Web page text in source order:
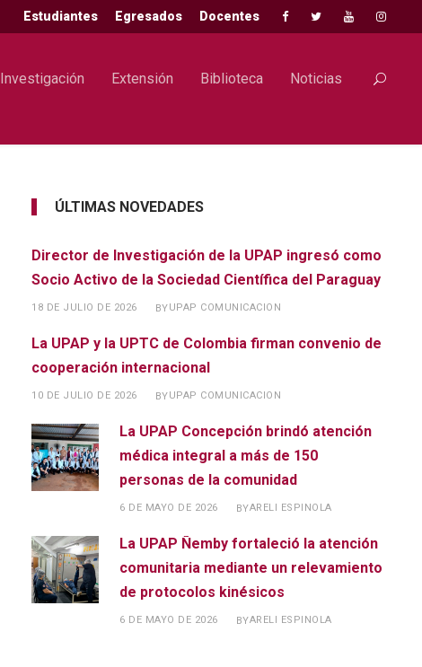
Estudiantes Egresados Docentes
Investigación Extensión Biblioteca Noticias
ÚLTIMAS NOVEDADES
Director de Investigación de la UPAP ingresó como
Socio Activo de la Sociedad Científica del Paraguay
18 DE JULIO DE 2026 BYUPAP COMUNICACION
La UPAP y la UPTC de Colombia firman convenio de
cooperación internacional
10 DE JULIO DE 2026 BYUPAP COMUNICACION
La UPAP Concepción brindó atención
médica integral a más de 150
personas de la comunidad
6 DE MAYO DE 2026 BYARELI ESPINOLA
La UPAP Ñemby fortaleció la atención
comunitaria mediante un relevamiento
de protocolos kinésicos
6 DE MAYO DE 2026 BYARELI ESPINOLA